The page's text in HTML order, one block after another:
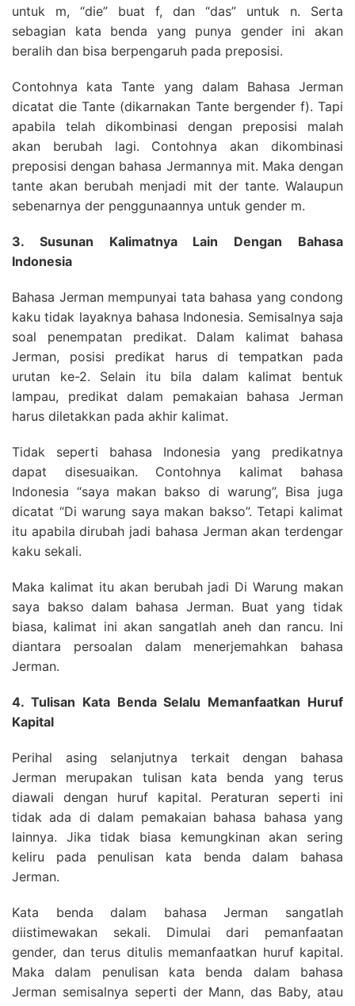
untuk m, “die” buat f, dan “das” untuk n. Serta
sebagian kata benda yang punya gender ini akan
beralih dan bisa berpengaruh pada preposisi.
Contohnya kata Tante yang dalam Bahasa Jerman
dicatat die Tante (dikarnakan Tante bergender f). Tapi
apabila telah dikombinasi dengan preposisi malah
akan berubah lagi. Contohnya akan dikombinasi
preposisi dengan bahasa Jermannya mit. Maka dengan
tante akan berubah menjadi mit der tante. Walaupun
sebenarnya der penggunaannya untuk gender m.
3. Susunan Kalimatnya Lain Dengan Bahasa
Indonesia
Bahasa Jerman mempunyai tata bahasa yang condong
kaku tidak layaknya bahasa Indonesia. Semisalnya saja
soal penempatan predikat. Dalam kalimat bahasa
Jerman, posisi predikat harus di tempatkan pada
urutan ke-2. Selain itu bila dalam kalimat bentuk
lampau, predikat dalam pemakaian bahasa Jerman
harus diletakkan pada akhir kalimat.
Tidak seperti bahasa Indonesia yang predikatnya
dapat disesuaikan. Contohnya kalimat bahasa
Indonesia “saya makan bakso di warung”, Bisa juga
dicatat “Di warung saya makan bakso”. Tetapi kalimat
itu apabila dirubah jadi bahasa Jerman akan terdengar
kaku sekali.
Maka kalimat itu akan berubah jadi Di Warung makan
saya bakso dalam bahasa Jerman. Buat yang tidak
biasa, kalimat ini akan sangatlah aneh dan rancu. Ini
diantara persoalan dalam menerjemahkan bahasa
Jerman.
4. Tulisan Kata Benda Selalu Memanfaatkan Huruf
Kapital
Perihal asing selanjutnya terkait dengan bahasa
Jerman merupakan tulisan kata benda yang terus
diawali dengan huruf kapital. Peraturan seperti ini
tidak ada di dalam pemakaian bahasa bahasa yang
lainnya. Jika tidak biasa kemungkinan akan sering
keliru pada penulisan kata benda dalam bahasa
Jerman.
Kata benda dalam bahasa Jerman sangatlah
diistimewakan sekali. Dimulai dari pemanfaatan
gender, dan terus ditulis memanfaatkan huruf kapital.
Maka dalam penulisan kata benda dalam bahasa
Jerman semisalnya seperti der Mann, das Baby, atau